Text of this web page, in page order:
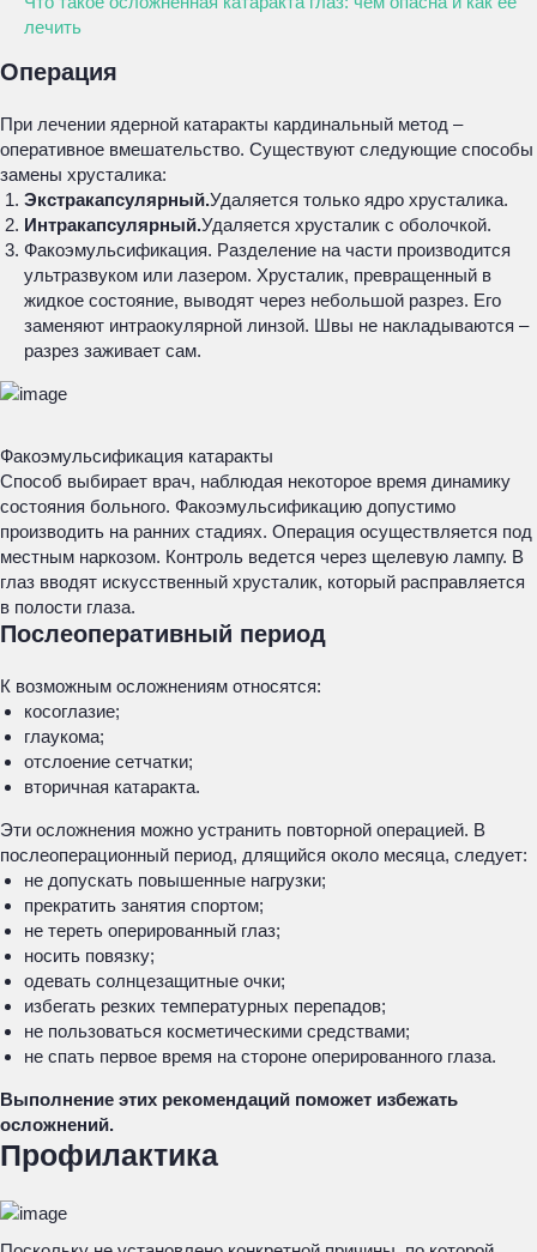
лечить
Операция
При лечении ядерной катаракты кардинальный метод –
оперативное вмешательство. Существуют следующие способы
замены хрусталика:
Экстракапсулярный.Удаляется только ядро хрусталика.
Интракапсулярный.Удаляется хрусталик с оболочкой.
Факоэмульсификация. Разделение на части производится
ультразвуком или лазером. Хрусталик, превращенный в
жидкое состояние, выводят через небольшой разрез. Его
заменяют интраокулярной линзой. Швы не накладываются –
разрез заживает сам.
Факоэмульсификация катаракты
Способ выбирает врач, наблюдая некоторое время динамику
состояния больного. Факоэмульсификацию допустимо
производить на ранних стадиях. Операция осуществляется под
местным наркозом. Контроль ведется через щелевую лампу. В
глаз вводят искусственный хрусталик, который расправляется
в полости глаза.
Послеоперативный период
К возможным осложнениям относятся:
косоглазие;
глаукома;
отслоение сетчатки;
вторичная катаракта.
Эти осложнения можно устранить повторной операцией. В
послеоперационный период, длящийся около месяца, следует:
не допускать повышенные нагрузки;
прекратить занятия спортом;
не тереть оперированный глаз;
носить повязку;
одевать солнцезащитные очки;
избегать резких температурных перепадов;
не пользоваться косметическими средствами;
не спать первое время на стороне оперированного глаза.
Выполнение этих рекомендаций поможет избежать
осложнений.
Профилактика